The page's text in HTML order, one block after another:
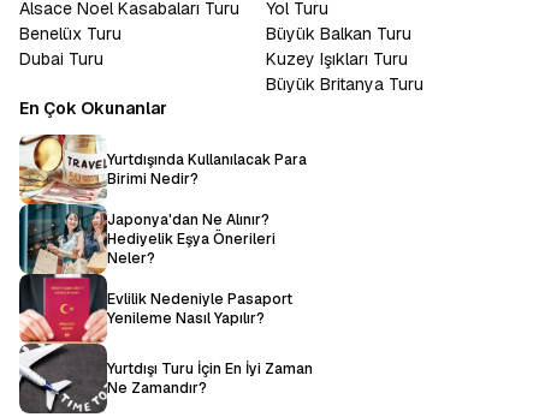
Alsace Noel Kasabaları Turu
Benelüx Turu
Dubai Turu
Yol Turu
Büyük Balkan Turu
Kuzey Işıkları Turu
Büyük Britanya Turu
En Çok Okunanlar
Yurtdışında Kullanılacak Para
Birimi Nedir?
Japonya'dan Ne Alınır?
Hediyelik Eşya Önerileri
Neler?
Evlilik Nedeniyle Pasaport
Yenileme Nasıl Yapılır?
Yurtdışı Turu İçin En İyi Zaman
Ne Zamandır?